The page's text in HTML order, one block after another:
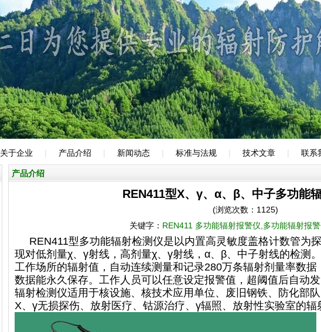
关于企业 | 产品介绍 | 新闻动态 | 标准与法规 | 技术文章 | 联系
产品介绍
REN411型X、γ、α、β、中子多功能
(浏览次数：1125)
关键字： REN411 多功能辐射报警仪,多功能辐射报
REN411型多功能辐射检测仪是以内置高灵敏度盖格计数管为
现对低剂量χ、γ射线，高剂量χ、γ射线，α、β、中子射线的检测
工作场所的辐射值，自动连续测量和记录280万条辐射剂量率数
数据能永久保存。工作人员可以任意设定报警值，超阈值后自动
辐射检测仪适用于核设施、核技术应用单位、废旧钢铁、防化部
X、γ无损探伤、放射医疗、钴源治疗、γ辐照、放射性实验室的